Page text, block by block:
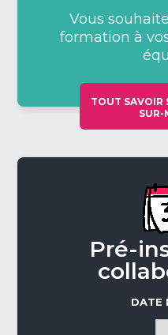
Vous
formation à
TOUT SAVOIR
SUR-
Pré-
DATE